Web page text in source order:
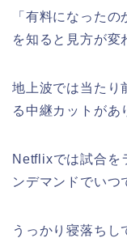
「有料になった
を知ると見方が変
地上波では当たり
る中継カットがあ
Netflixでは試合を
ンデマンドでいつ
うっかり寝落ちし